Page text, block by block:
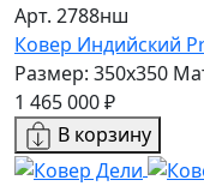
Арт. 2788нш
Ковер Индийский
Размер: 350x350
1 465 000 ₽
В корзину